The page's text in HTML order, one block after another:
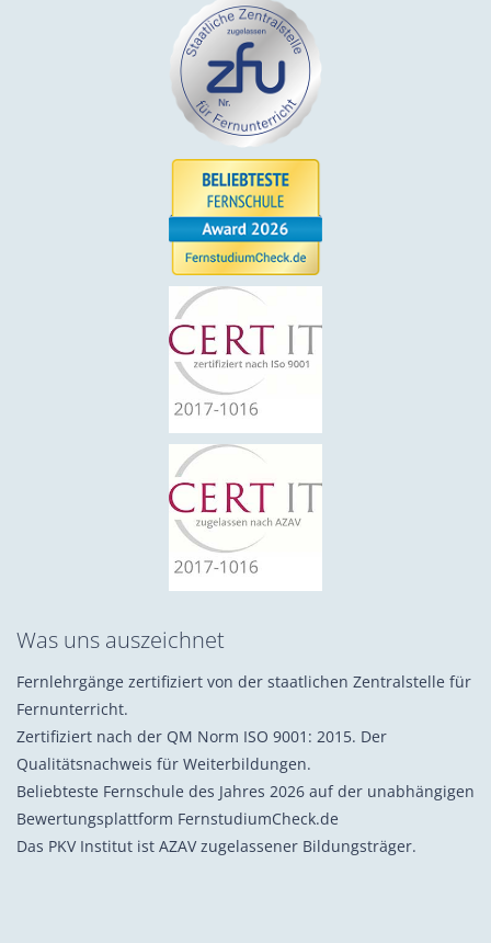
Was uns auszeichnet
Fernlehrgänge zertifiziert von der staatlichen Zentralstelle für
Fernunterricht.
Zertifiziert nach der QM Norm ISO 9001: 2015. Der
Qualitätsnachweis für Weiterbildungen.
Beliebteste Fernschule des Jahres 2026 auf der unabhängigen
Bewertungsplattform FernstudiumCheck.de
Das PKV Institut ist AZAV zugelassener Bildungsträger.